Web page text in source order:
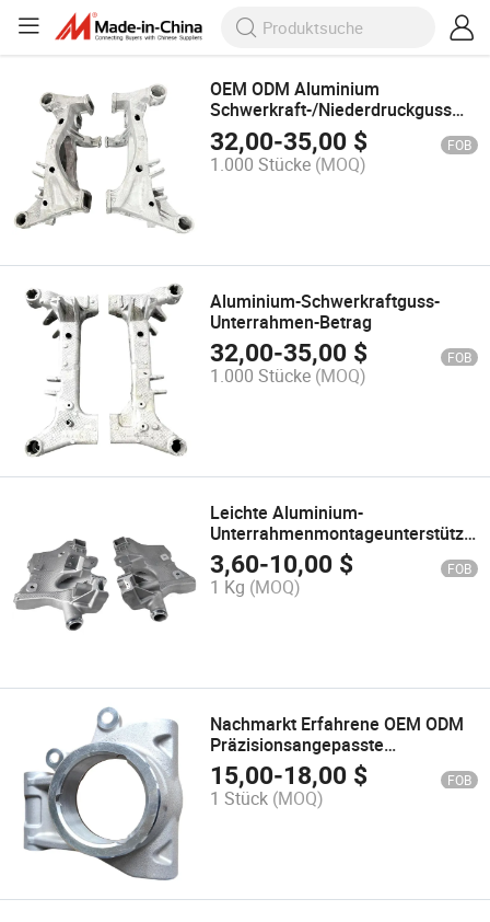
OEM ODM Aluminium
Schwerkraft-/Niederdruckguss
CNC-Präzisionsbearbeitung
Machbarkeit für
Aufhängungsunterrahmen
32,00-35,00 $ FOB
1.000 Stücke (MOQ)
Aluminium-Schwerkraftguss-
Unterrahmen-Betrag
32,00-35,00 $ FOB
1.000 Stücke (MOQ)
Leichte Aluminium-
für Elektroautos
3,60-10,00 $ FOB
1 Kg (MOQ)
Nachmarkt Erfahrene OEM ODM
Präzisionsangepasste
Lenkgetriebe-Gussstück Auto
Teile von Lenkknuckle
15,00-18,00 $ FOB
1 Stück (MOQ)